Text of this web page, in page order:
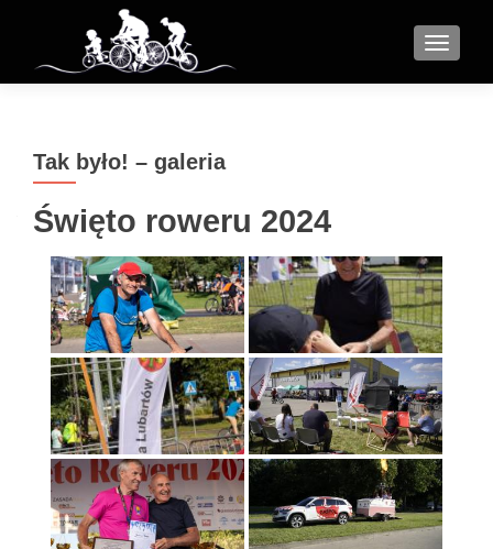
MENU
Tak było! – galeria
Święto roweru 2024